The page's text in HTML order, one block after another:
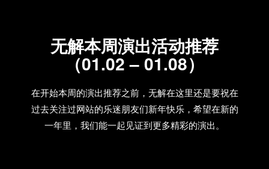
无解本周演出活动推荐
（01.02 – 01.08）
在开始本周的演出推荐之前，无解在这里还是要祝在
过去关注过网站的乐迷朋友们新年快乐，希望在新的
一年里，我们能一起见证到更多精彩的演出。